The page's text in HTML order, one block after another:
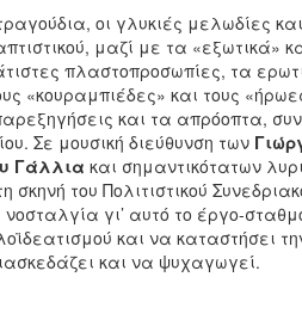
οι γλυκιές μελωδίες
μαζί με τα «εξωτικά»
πλαστοπροσωπίες, τα
«κουραμπιέδες» και τους
και τα απρόοπτα,
Σε μουσική διεύθυνση των
Γάλλια και σημαντικότατων
σκηνή του Πολιτιστικού
γι’ αυτό το έργο-
και να καταστήσει
και να ψυχαγωγεί.